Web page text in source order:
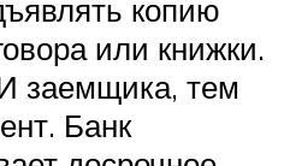
копию
или книжки.
заемщика, тем
Банк